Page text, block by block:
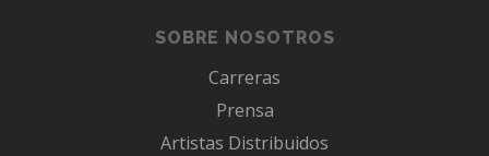
SOBRE NOSOTROS
Carreras
Prensa
Artistas Distribuidos